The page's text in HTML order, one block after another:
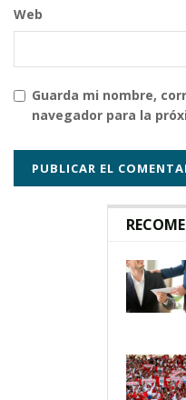
Web
Guarda mi nombre,
navegador para la